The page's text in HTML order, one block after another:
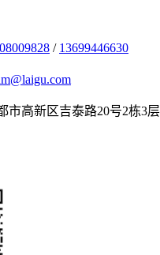
/ 13699446630
市高新区吉泰路20号2栋3层